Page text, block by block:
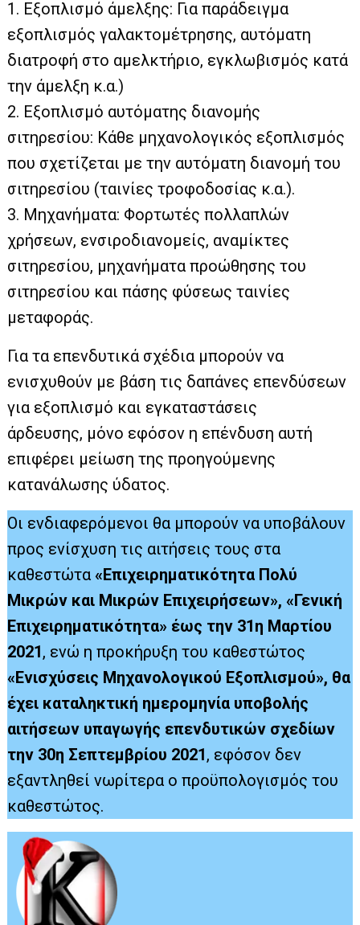
1. Εξοπλισµό άµελξης: Για παράδειγµα
εξοπλισµός γαλακτοµέτρησης, αυτόµατη
διατροφή στο αµελκτήριο, εγκλωβισµός κατά
την άµελξη κ.α.)
2. Εξοπλισµό αυτόµατης διανοµής
σιτηρεσίου: Κάθε µηχανολογικός εξοπλισµός
που σχετίζεται µε την αυτόµατη διανοµή του
σιτηρεσίου (ταινίες τροφοδοσίας κ.α.).
3. Μηχανήµατα: Φορτωτές πολλαπλών
χρήσεων, ενσιροδιανοµείς, αναµίκτες
σιτηρεσίου, µηχανήµατα προώθησης του
σιτηρεσίου και πάσης φύσεως ταινίες
µεταφοράς.
Για τα επενδυτικά σχέδια µπορούν να
ενισχυθούν µε βάση τις δαπάνες επενδύσεων
για εξοπλισµό και εγκαταστάσεις
άρδευσης, µόνο εφόσον η επένδυση αυτή
επιφέρει µείωση της προηγούµενης
κατανάλωσης ύδατος.
Οι ενδιαφερόμενοι θα μπορούν να υποβάλουν
προς ενίσχυση τις αιτήσεις τους στα
καθεστώτα«Επιχειρηματικότητα Πολύ
Μικρών και Μικρών Επιχειρήσεων», «Γενική
Επιχειρηματικότητα» έως την 31η Μαρτίου
2021, ενώ η προκήρυξη του καθεστώτος
«Ενισχύσεις Μηχανολογικού Εξοπλισμού», θα
έχει καταληκτική ημερομηνία υποβολής
αιτήσεων υπαγωγής επενδυτικών σχεδίων
την 30η Σεπτεμβρίου 2021, εφόσον δεν
εξαντληθεί νωρίτερα ο προϋπολογισμός του
καθεστώτος.